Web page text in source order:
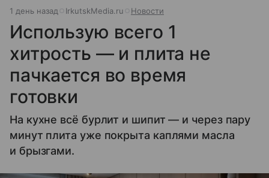
1 день назад IrkutskMedia.ru Новости
Использую всего 1
хитрость — и плита не
пачкается во время
готовки
На кухне всё бурлит и шипит — и через пару
минут плита уже покрыта каплями масла
и брызгами.